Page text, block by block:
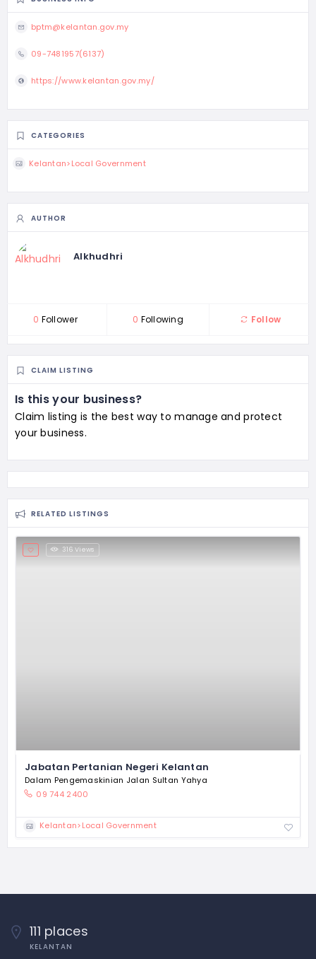
bptm@kelantan.gov.my
09-7481957(6137)
https://www.kelantan.gov.my/
CATEGORIES
Kelantan>Local Government
AUTHOR
Alkhudhri
0 Follower 0 Following Follow
CLAIM LISTING
Is this your business?
Claim listing is the best way to manage and protect
your business.
RELATED LISTINGS
316 Views
Jabatan Pertanian Negeri Kelantan
Dalam Pengemaskinian Jalan Sultan Yahya
09 744 2400
Kelantan>Local Government
111 places
KELANTAN